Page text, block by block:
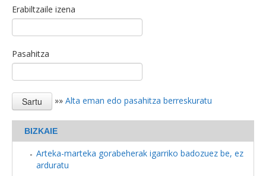
Erabiltzaile izena
Pasahitza
»» Alta eman edo pasahitza berreskuratu
BIZKAIE
Arteka-marteka gorabeherak igarriko badozuez be, ez
arduratu